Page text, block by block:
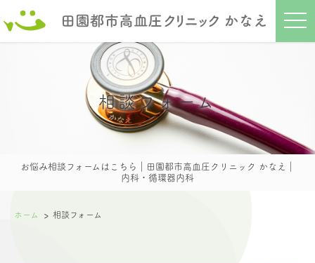
t
o
t
i
相談フォーム
お悩み相談フォームはこちら｜田園都市高血圧クリニック かなえ｜
内科・循環器内科
ホーム 相談フォーム